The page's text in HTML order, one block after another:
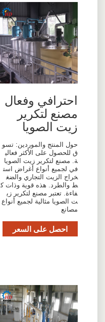
احترافي وفعال
مصنع لتكرير
زيت الصويا
حول المنتج والموردين: تسو
ق للحصول على الأكثر فعالي
ة. مصنع لتكرير زيت الصويا
في لجميع أنواع أغراض است
خراج الزيت التجاري والضغ
ط والطرد. هذه قوية وذات ك
فاءة. تعتبر مصنع لتكرير زي
ت الصويا مثالية لجميع أنواع
مصانع
احصل على السعر